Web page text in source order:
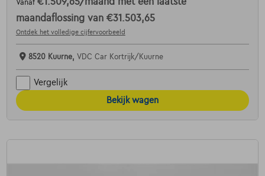
Vanaf
maandaflossing van €31.503,65
Ontdek het volledige cijfervoorbeeld
8520 Kuurne, VDC Car Kortrijk/Kuurne
Vergelijk
Bekijk wagen